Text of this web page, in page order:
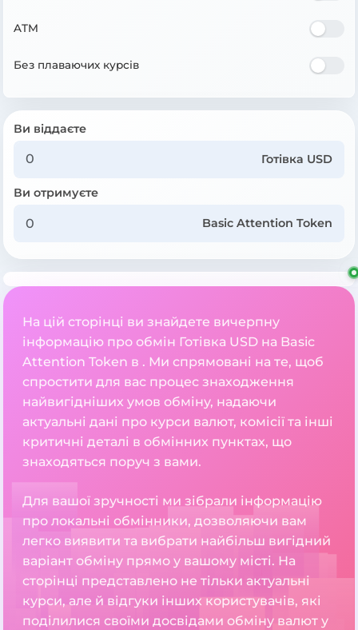
ATM
Без плаваючих курсів
Ви віддаєте
Готівка USD
Ви отримуєте
Basic Attention Token
На цій сторінці ви знайдете вичерпну
інформацію про обмін Готівка USD на Basic
Attention Token в . Ми спрямовані на те, щоб
спростити для вас процес знаходження
найвигідніших умов обміну, надаючи
актуальні дані про курси валют, комісії та інші
критичні деталі в обмінних пунктах, що
знаходяться поруч з вами.
Для вашої зручності ми зібрали інформацію
про локальні обмінники, дозволяючи вам
легко виявити та вибрати найбільш вигідний
варіант обміну прямо у вашому місті. На
сторінці представлено не тільки актуальні
курси, але й відгуки інших користувачів, які
поділилися своїми досвідами обміну валют у